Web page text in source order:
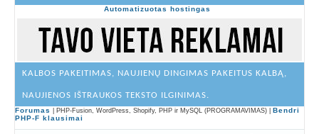
Automatizuotas hostingas
KALBOS PAKEITIMAS, NAUJIENŲ DINGIMAS PAKEITUS KALBĄ,
NAUJIENOS IŠTRAUKOS TEKSTO ILGINIMAS.
Forumas | PHP-Fusion, WordPress, Shopify, PHP ir MySQL (PROGRAMAVIMAS) | Bendri
PHP-F klausimai